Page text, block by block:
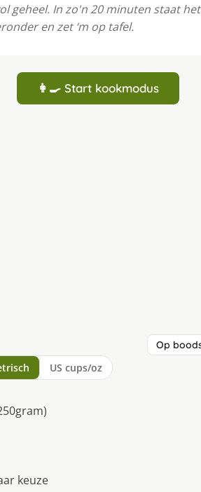
geheel. In zo'n 20 minuten staat
en zet ‘m op tafel.
👩‍🍳 Start kookmodus
Op
US cups/oz
keuze